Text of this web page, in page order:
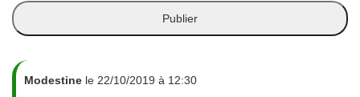
Modestine le 22/10/2019 à 12:30